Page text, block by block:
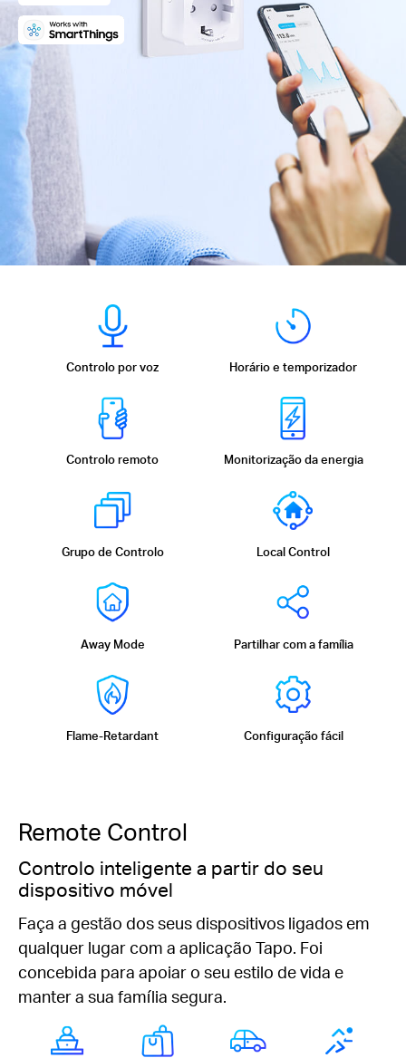
Controlo por voz Horário e temporizador
Controlo remoto Monitorização da energia
Grupo de Controlo Local Control
Away Mode Partilhar com a família
Flame-Retardant Configuração fácil
Remote Control
Controlo inteligente a partir do seu
dispositivo móvel
Faça a gestão dos seus dispositivos ligados em
qualquer lugar com a aplicação Tapo. Foi
concebida para apoiar o seu estilo de vida e
manter a sua família segura.